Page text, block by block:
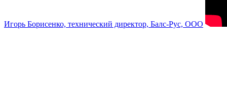
Игорь Борисенко, технический директор, Балс-Рус, ООО